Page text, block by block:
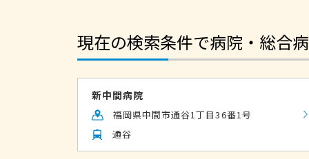
現在の検索条件で病院・総合
新中間病院
福岡県中間市通谷1丁目36番1号
通谷